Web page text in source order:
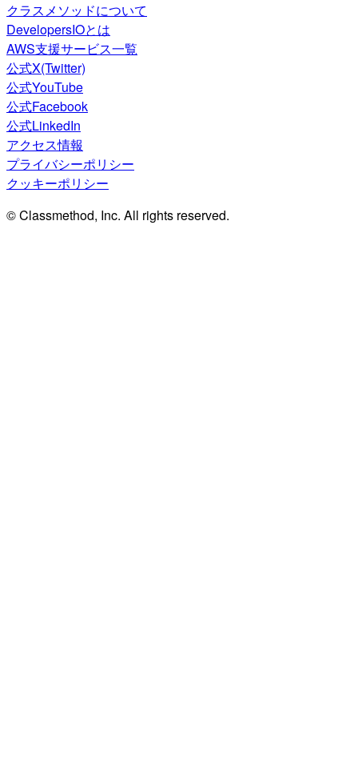
クラスメソッドについて
DevelopersIOとは
AWS支援サービス一覧
公式X(Twitter)
公式YouTube
公式Facebook
公式LinkedIn
アクセス情報
プライバシーポリシー
クッキーポリシー
© Classmethod, Inc. All rights reserved.